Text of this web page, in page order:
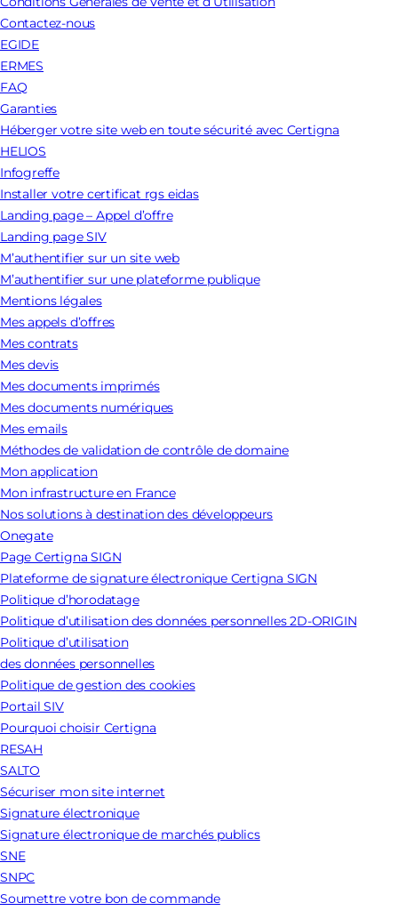
Contactez-nous
EGIDE
ERMES
FAQ
Garanties
Héberger votre site web en toute sécurité avec Certigna
HELIOS
Infogreffe
Installer votre certificat rgs eidas
Landing page – Appel d’offre
Landing page SIV
M’authentifier sur un site web
M’authentifier sur une plateforme publique
Mentions légales
Mes appels d’offres
Mes contrats
Mes devis
Mes documents imprimés
Mes documents numériques
Mes emails
Méthodes de validation de contrôle de domaine
Mon application
Mon infrastructure en France
Nos solutions à destination des développeurs
Onegate
Page Certigna SIGN
Plateforme de signature électronique Certigna SIGN
Politique d’horodatage
Politique d’utilisation des données personnelles 2D-ORIGIN
Politique d’utilisation
des données personnelles
Politique de gestion des cookies
Portail SIV
Pourquoi choisir Certigna
RESAH
SALTO
Sécuriser mon site internet
Signature électronique
Signature électronique de marchés publics
SNE
SNPC
Soumettre votre bon de commande